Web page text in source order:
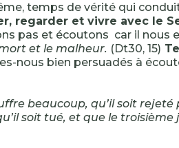
temps de vérité qui
regarder et vivre avec le
pas et écoutons car il nous
et le malheur. (Dt30, 15)
nous bien persuadés à
beaucoup, qu’il soit rejeté
soit tué, et que le troisième